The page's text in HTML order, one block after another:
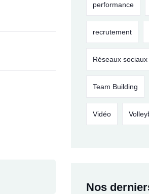
performance
recrutement
Réseaux sociaux
Team Building
Vidéo
Nos